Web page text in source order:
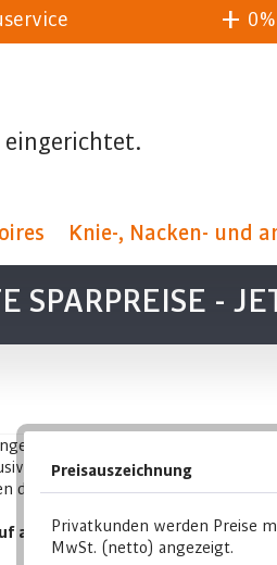
eingerichtet.
Knie-, Nacken- und
SPARPREISE -
Sitzgefühl ist wohl mit
Sitzgelegenheiten für Ihr
diese Möbel von Soleni nicht
alle Wünsche eingerichtet–
Preisauszeichnung
Privatkunden werden Preise
MwSt. (netto) angezeigt.